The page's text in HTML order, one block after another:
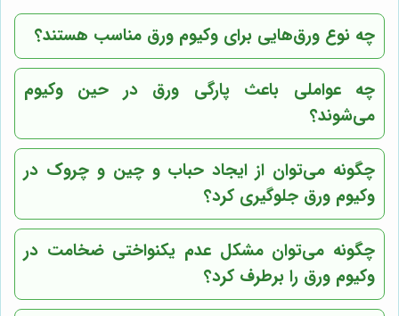
چه نوع ورق‌هایی برای وکیوم ورق مناسب هستند؟
چه عواملی باعث پارگی ورق در حین وکیوم
می‌شوند؟
چگونه می‌توان از ایجاد حباب و چین و چروک در
وکیوم ورق جلوگیری کرد؟
چگونه می‌توان مشکل عدم یکنواختی ضخامت در
وکیوم ورق را برطرف کرد؟